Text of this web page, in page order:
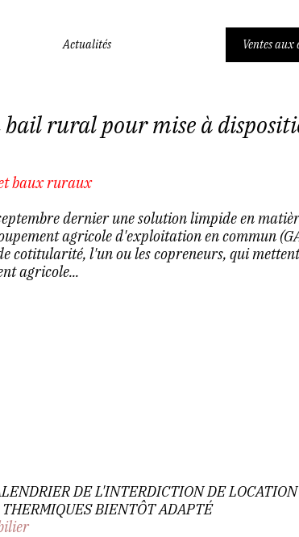
Actualités Ventes aux
rural pour mise à
baux ruraux
dernier une solution limpide en
agricole d'exploitation en commun
cotitularité, l'un ou les copreneurs, qui
agricole...
DE L'INTERDICTION DE
THERMIQUES BIENTÔT ADAPTÉ